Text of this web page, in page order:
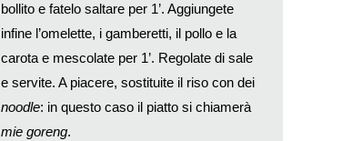
bollito e fatelo saltare per 1’. Aggiungete
infine l’omelette, i gamberetti, il pollo e la
carota e mescolate per 1’. Regolate di sale
e servite. A piacere, sostituite il riso con dei
noodle: in questo caso il piatto si chiamerà
mie goreng.